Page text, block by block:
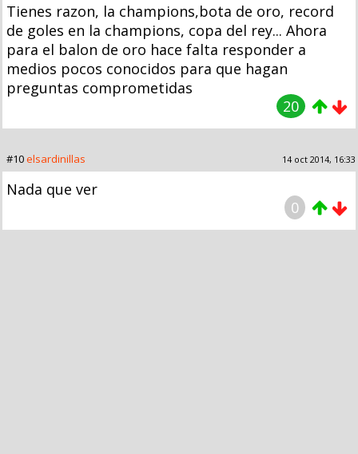
Tienes razon, la champions,bota de oro, record
de goles en la champions, copa del rey... Ahora
para el balon de oro hace falta responder a
medios pocos conocidos para que hagan
preguntas comprometidas
20
#10elsardinillas 14 oct 2014, 16:33
Nada que ver
0